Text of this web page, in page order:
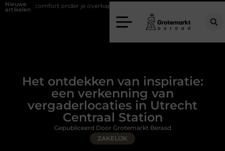
Nieuwe
artikelen
onder je overkapping met een 4-rails glazenschuifwand
Het ontdekken van inspiratie:
een verkenning van
vergaderlocaties in Utrecht
Centraal Station
ZAKELIJK
Gepubliceerd Door Grotemarkt Beraad